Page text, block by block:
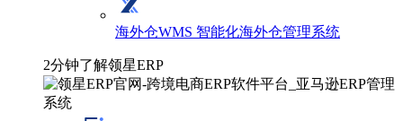
海外仓WMS 智能化海外仓管理系统
2分钟了解领星ERP